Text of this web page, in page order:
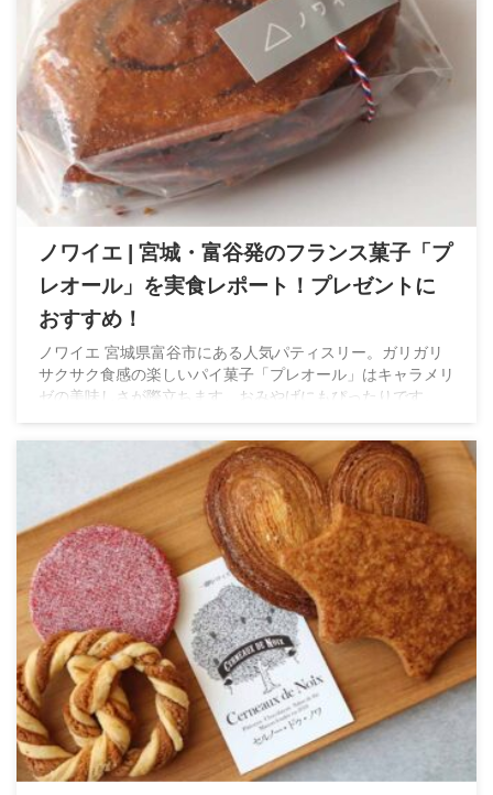
ノワイエ | 宮城・富谷発のフランス菓子「プ
レオール」を実食レポート！プレゼントに
おすすめ！
ノワイエ 宮城県富谷市にある人気パティスリー。ガリガリ
サクサク食感の楽しいパイ菓子「プレオール」はキャラメリ
ゼの美味しさが際立ちます。おみやげにもぴったりです。